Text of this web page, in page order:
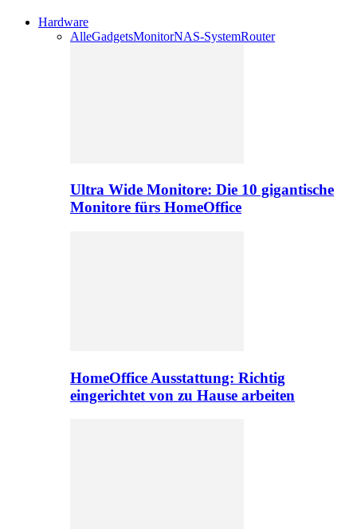
Hardware
AlleGadgetsMonitorNAS-SystemRouter
Ultra Wide Monitore: Die 10 gigantische
Monitore fürs HomeOffice
HomeOffice Ausstattung: Richtig
eingerichtet von zu Hause arbeiten